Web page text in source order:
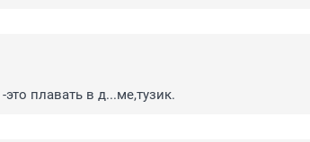
это плавать в д...ме,тузик.